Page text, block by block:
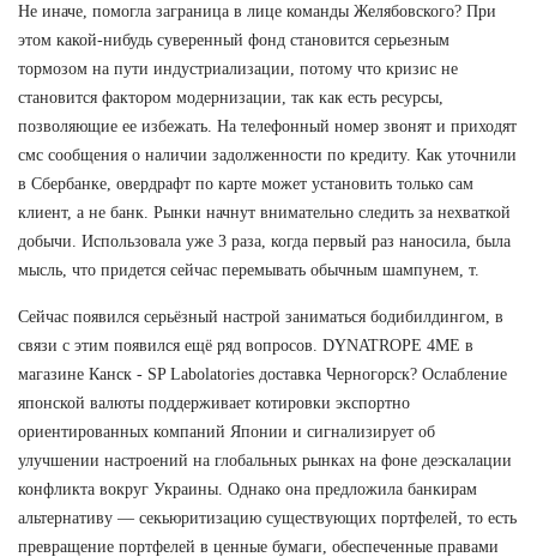
Не иначе, помогла заграница в лице команды Желябовского? При
этом какой-нибудь суверенный фонд становится серьезным
тормозом на пути индустриализации, потому что кризис не
становится фактором модернизации, так как есть ресурсы,
позволяющие ее избежать. На телефонный номер звонят и приходят
смс сообщения о наличии задолженности по кредиту. Как уточнили
в Сбербанке, овердрафт по карте может установить только сам
клиент, а не банк. Рынки начнут внимательно следить за нехваткой
добычи. Использовала уже 3 раза, когда первый раз наносила, была
мысль, что придется сейчас перемывать обычным шампунем, т.
Сейчас появился серьёзный настрой заниматься бодибилдингом, в
связи с этим появился ещё ряд вопросов. DYNATROPE 4ME в
магазине Канск - SP Labolatories доставка Черногорск? Ослабление
японской валюты поддерживает котировки экспортно
ориентированных компаний Японии и сигнализирует об
улучшении настроений на глобальных рынках на фоне деэскалации
конфликта вокруг Украины. Однако она предложила банкирам
альтернативу — секьюритизацию существующих портфелей, то есть
превращение портфелей в ценные бумаги, обеспеченные правами